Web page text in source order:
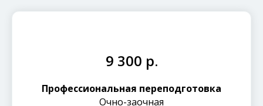
9 300 р.
Профессиональная переподготовка
Очно-заочная